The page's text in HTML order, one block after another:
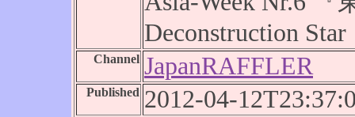
Deconstruction Star
Channel JapanRAFFLER
Published 2012-04-